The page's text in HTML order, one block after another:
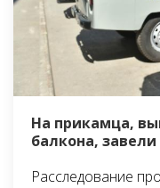
На прикамца,
балкона,
Расследование